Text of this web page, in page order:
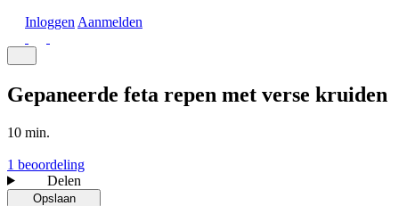
Inloggen Aanmelden
Gepaneerde feta repen met verse kruiden
10 min.
1 beoordeling
Delen
Opslaan